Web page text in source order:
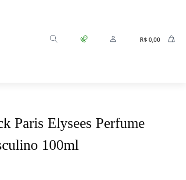
R$0,00
Paris Elysees Perfume
100ml